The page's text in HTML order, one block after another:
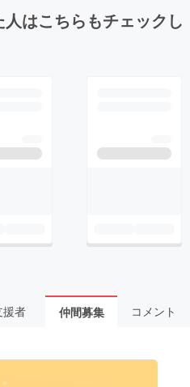
はこちらもチェックし
援者 仲間募集 コメント